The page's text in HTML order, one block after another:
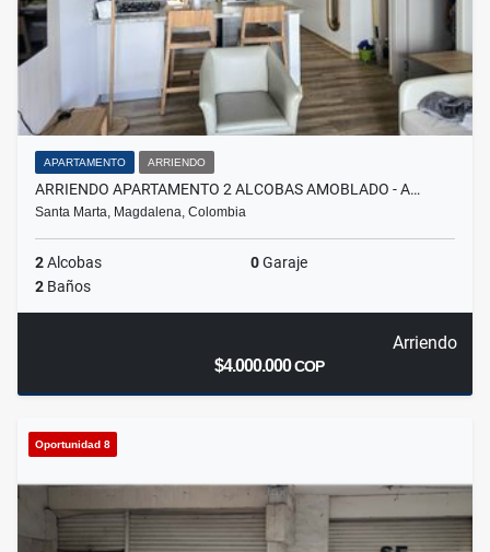
APARTAMENTO ARRIENDO
ARRIENDO APARTAMENTO 2 ALCOBAS AMOBLADO - A…
Santa Marta, Magdalena, Colombia
2Alcobas 0Garaje
2 Baños
Arriendo
$4.000.000COP
Oportunidad 8